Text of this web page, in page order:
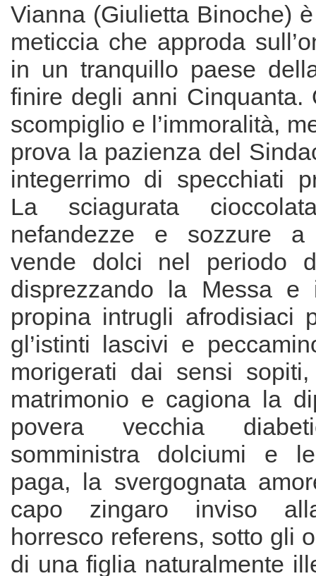
Vianna (Giulietta Binoche)
meticcia che approda
in un tranquillo paese
finire degli anni Cinquanta.
scompiglio e l’immoralità,
prova la pazienza del
integerrimo di specchiati
La sciagurata
nefandezze e sozzure
vende dolci nel periodo
disprezzando la Messa e
propina intrugli afrodisiaci
gl’istinti lascivi e
morigerati dai sensi
matrimonio e cagiona la
povera vecchia
somministra dolciumi e
paga, la svergognata
capo zingaro inviso
horresco referens, sotto gli
di una figlia naturalmente